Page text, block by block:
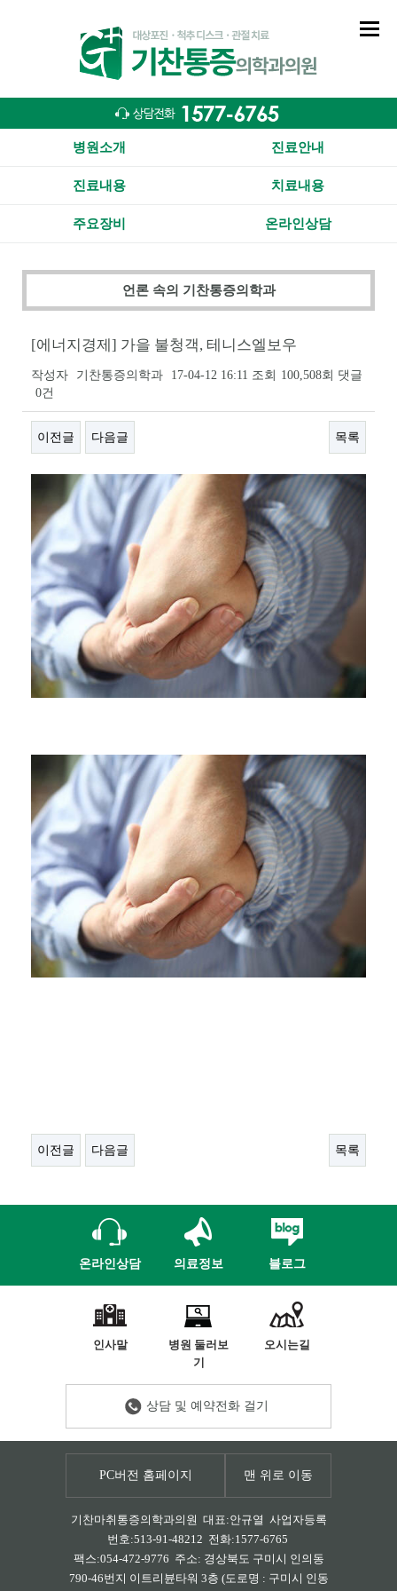
병원소개 진료안내
진료내용 치료내용
주요장비 온라인상담
언론 속의 기찬통증의학과
[에너지경제] 가을 불청객, 테니스엘보우
작성자 기찬통증의학과 17-04-12 16:11 조회 100,508회 댓글
0건
이전글 다음글 목록
본문
이전글 다음글 목록
온라인상담 의료정보 블로그
인사말
병원 둘러보
기
오시는길
상담 및 예약전화 걸기
PC버전 홈페이지 맨 위로 이동
기찬마취통증의학과의원 대표:안규열 사업자등록
번호:513-91-48212 전화:1577-6765
팩스:054-472-9776 주소: 경상북도 구미시 인의동
790-46번지 이트리뷴타워 3층 (도로명 : 구미시 인동